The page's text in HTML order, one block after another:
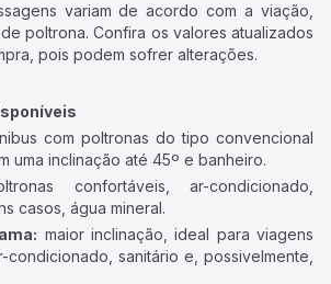
variam de acordo com a viação,
poltrona. Confira os valores atualizados
pois podem sofrer alterações.
com poltronas do tipo convencional
uma inclinação até 45º e banheiro.
confortáveis, ar-condicionado,
casos, água mineral.
maior inclinação, ideal para viagens
condicionado, sanitário e, possivelmente,